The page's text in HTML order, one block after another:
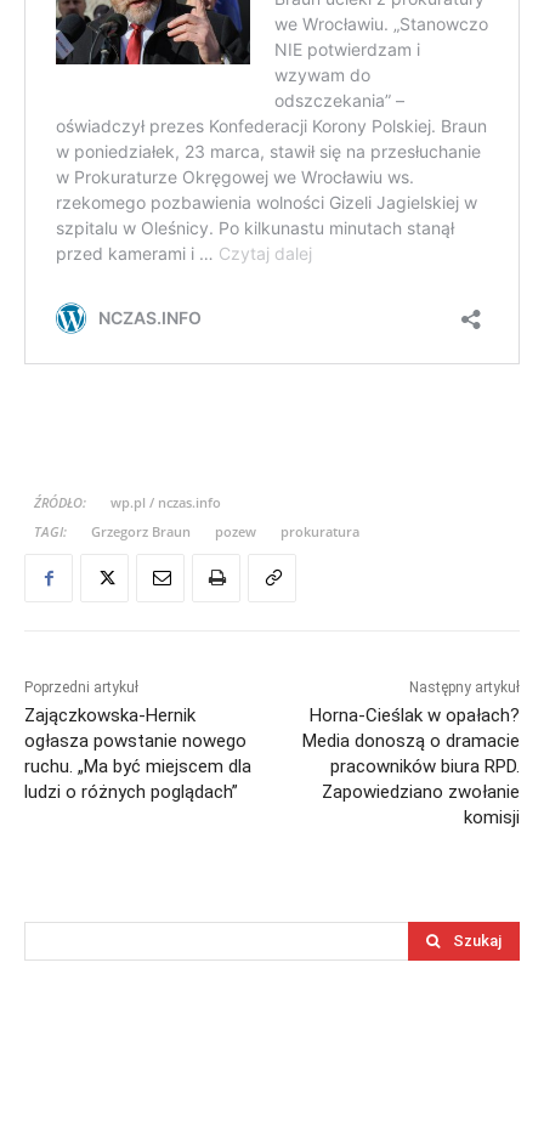
ŹRÓDŁO:
wp.pl / nczas.info
TAGI:
Grzegorz Braun pozew prokuratura
Poprzedni artykuł
Zajączkowska-Hernik
ogłasza powstanie nowego
ruchu. „Ma być miejscem dla
ludzi o różnych poglądach”
Następny artykuł
Horna-Cieślak w opałach?
Media donoszą o dramacie
pracowników biura RPD.
Zapowiedziano zwołanie
komisji
Szukaj